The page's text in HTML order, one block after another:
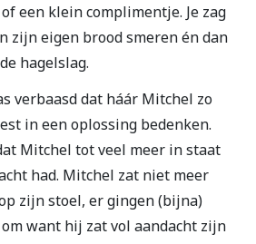
een klein complimentje. Je zag
zijn eigen brood smeren én dan
hagelslag.
verbaasd dat háár Mitchel zo
in een oplossing bedenken.
Mitchel tot veel meer in staat
had. Mitchel zat niet meer
zijn stoel, er gingen (bijna)
want hij zat vol aandacht zijn